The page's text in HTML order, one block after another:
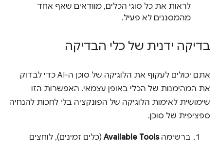
לראות את כל סוגי הכלים, מוודאים שאף אחד
מהמסננים לא פעיל.
בדיקה ידנית של כלי הבדיקה
אתם יכולים לעקוף את הלוגיקה של סוכן ה-AI כדי לבדוק
את המהימנות של הכלי באופן עצמאי. האפשרות הזו
שימושית לאימות הלוגיקה של הפונקציה בלי לחכות להנחיה
ספציפית של סוכן.
ברשימהAvailable Tools(כלים זמינים), לוחצים